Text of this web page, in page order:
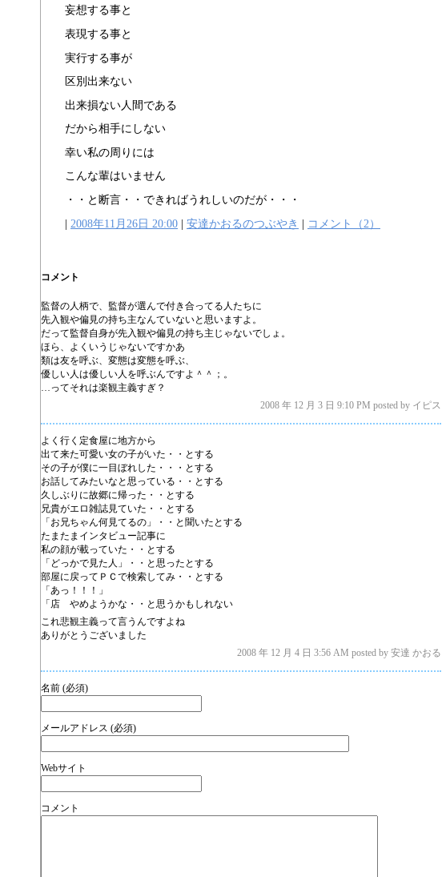
妄想する事と
表現する事と
実行する事が
区別出来ない
出来損ない人間である
だから相手にしない
幸い私の周りには
こんな輩はいません
・・と断言・・できればうれしいのだが・・・
| 2008年11月26日 20:00 | 安達かおるのつぶやき | コメント（2）
コメント
監督の人柄で、監督が選んで付き合ってる人たちに
先入観や偏見の持ち主なんていないと思いますよ。
だって監督自身が先入観や偏見の持ち主じゃないでしょ。
ほら、よくいうじゃないですかあ
類は友を呼ぶ、変態は変態を呼ぶ、
優しい人は優しい人を呼ぶんですよ＾＾；。
…ってそれは楽観主義すぎ？
2008 年 12 月 3 日 9:10 PM posted by イピス
よく行く定食屋に地方から
出て来た可愛い女の子がいた・・とする
その子が僕に一目ぼれした・・・とする
お話してみたいなと思っている・・とする
久しぶりに故郷に帰った・・とする
兄貴がエロ雑誌見ていた・・とする
「お兄ちゃん何見てるの」・・と聞いたとする
たまたまインタビュー記事に
私の顔が載っていた・・とする
「どっかで見た人」・・と思ったとする
部屋に戻ってＰＣで検索してみ・・とする
「あっ！！！」
「店 やめようかな・・と思うかもしれない
これ悲観主義って言うんですよね
ありがとうございました
2008 年 12 月 4 日 3:56 AM posted by 安達 かおる
名前 (必須)
メールアドレス (必須)
Webサイト
コメント